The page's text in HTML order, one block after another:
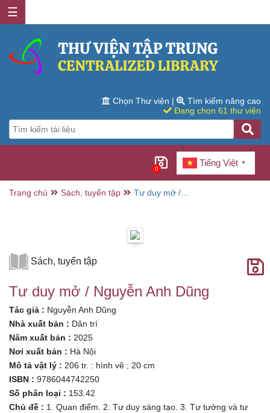
☰
Chọn Thư viện |
Tìm kiếm nâng cao
Đang chọn 61 thư viện
0
Tiếng Việt ▼
Trang chủ Sách, tuyển tập
Tư duy mở /
Sách, tuyển tập
Tư duy mở / Nguyễn Anh Dũng
Tác giả : Nguyễn Anh Dũng
Nhà xuất bản : Dân trí
Năm xuất bản : 2025
Nơi xuất bản : Hà Nội
Mô tả vật lý : 206 tr. : hình vẽ ; 20 cm
ISBN : 9786044742250
Số phân loại : 153.42
Chủ đề : 1. Quan điểm. 2. Tư duy sáng tạo. 3. Tư tưởng và tư